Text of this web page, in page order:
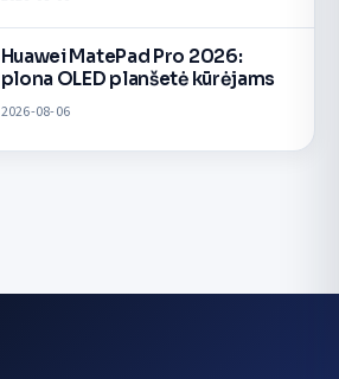
Huawei MatePad Pro 2026:
plona OLED planšetė kūrėjams
2026-08-06